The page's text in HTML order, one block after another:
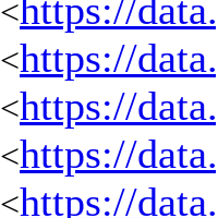
<https://
<https://
<https://
<https://
<https://